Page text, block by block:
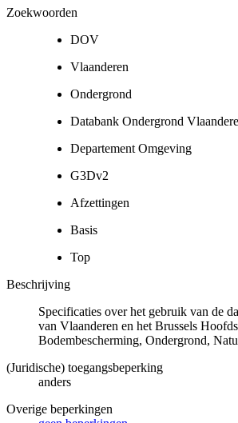
Zoekwoorden
DOV
Vlaanderen
Ondergrond
Databank Ondergrond
Departement Omgeving
G3Dv2
Afzettingen
Basis
Top
Beschrijving
Specificaties over het gebruik van de
van Vlaanderen en het Brussels
Bodembescherming, Ondergrond,
(Juridische) toegangsbeperking
anders
Overige beperkingen